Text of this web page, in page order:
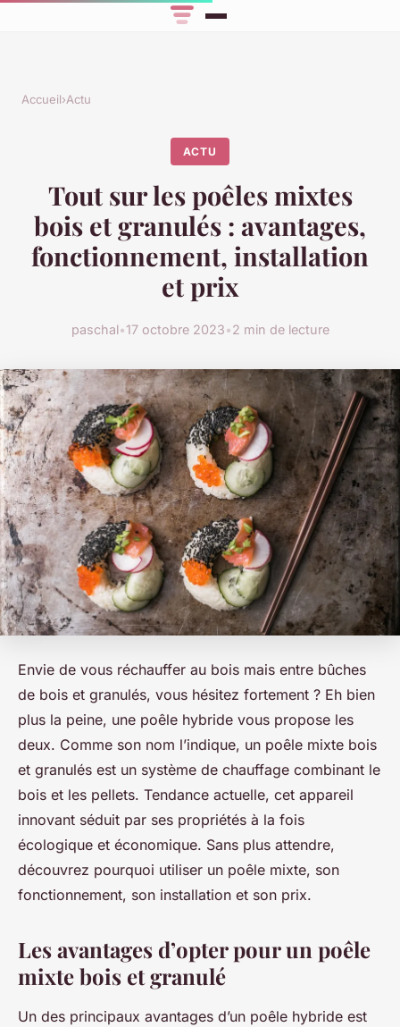
Accueil›Actu
ACTU
Tout sur les poêles mixtes
bois et granulés : avantages,
fonctionnement, installation
et prix
paschal•17 octobre 2023•2 min de lecture
Envie de vous réchauffer au bois mais entre bûches
de bois et granulés, vous hésitez fortement ? Eh bien
plus la peine, une poêle hybride vous propose les
deux. Comme son nom l’indique, un poêle mixte bois
et granulés est un système de chauffage combinant le
bois et les pellets. Tendance actuelle, cet appareil
innovant séduit par ses propriétés à la fois
écologique et économique. Sans plus attendre,
découvrez pourquoi utiliser un poêle mixte, son
fonctionnement, son installation et son prix.
Les avantages d’opter pour un poêle
mixte bois et granulé
Un des principaux avantages d’un poêle hybride est